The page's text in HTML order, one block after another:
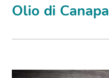
Olio di Canapa